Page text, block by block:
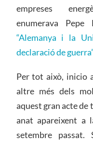
empreses
enumerava
“Alemanya i la
declaració de guerra”
Per tot això, inicio
altre més dels
aquest gran acte
anat apareixent a
setembre passat.